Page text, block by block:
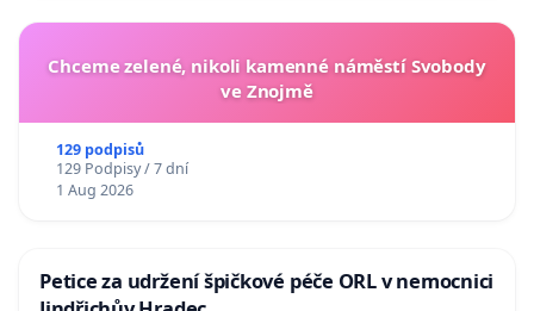
Chceme zelené, nikoli kamenné náměstí Svobody
ve Znojmě
129 podpisů
129 Podpisy / 7 dní
1 Aug 2026
Petice za udržení špičkové péče ORL v nemocnici